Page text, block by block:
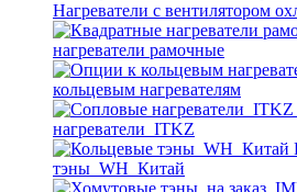
Нагреватели с вентилятором
нагреватели рамочные
кольцевым нагревателям
нагреватели_ITKZ
тэны_WH_Китай